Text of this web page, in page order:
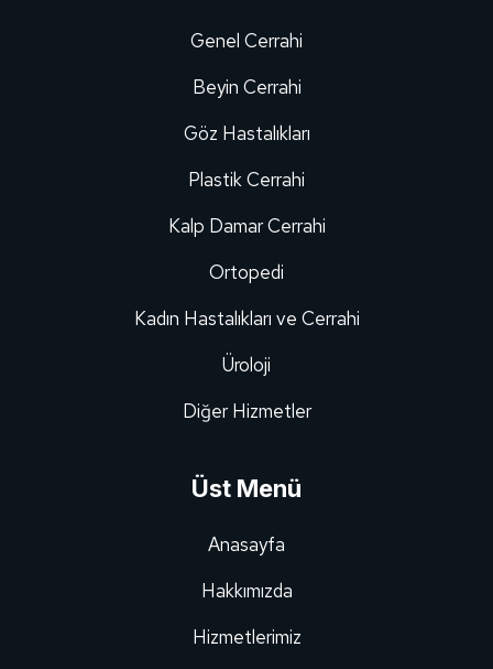
Genel Cerrahi
Beyin Cerrahi
Göz Hastalıkları
Plastik Cerrahi
Kalp Damar Cerrahi
Ortopedi
Kadın Hastalıkları ve Cerrahi
Üroloji
Diğer Hizmetler
Üst Menü
Anasayfa
Hakkımızda
Hizmetlerimiz